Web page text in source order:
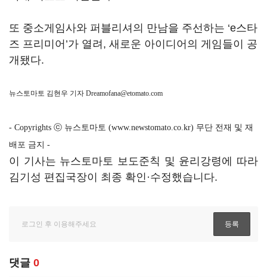
또 중소게임사와 퍼블리셔의 만남을 주선하는 ‘e스타
즈 프리미어’가 열려, 새로운 아이디어의 게임들이 공
개됐다.
뉴스토마토 김현우 기자 Dreamofana@etomato.com
- Copyrights ⓒ 뉴스토마토 (www.newstomato.co.kr) 무단 전재 및 재
배포 금지 -
이 기사는 뉴스토마토 보도준칙 및 윤리강령에 따라
김기성 편집국장이 최종 확인·수정했습니다.
댓글 0